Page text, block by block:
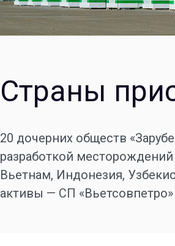
Страны
20 дочерних обществ
разработкой
Вьетнам, Индонезия,
активы — СП